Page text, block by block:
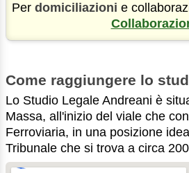
Per domiciliazioni e
Come raggiungere lo
Lo Studio Legale Andreani è
Massa, all'inizio del viale che
Ferroviaria, in una posizione
Tribunale che si trova a circa